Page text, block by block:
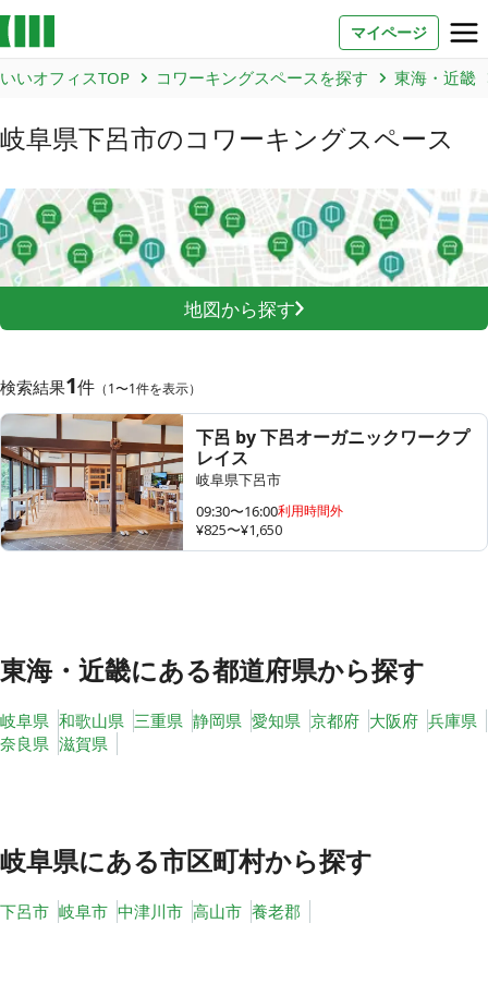
マイページ
よくあるご質問
法人での利用
いいオフィス（コワーキングスペース）
いい会議室（会議室専用スペース）
FCオーナー募集
コワーキング運営DXシステム
E Solution
いいオフィスTOP コワーキングスペースを探す 東海・近畿
岐阜県下呂市のコワーキングスペース
地図から探す
検索結果1件 （1〜1件を表示）
下呂 by 下呂オーガニックワークプ
レイス
岐阜県下呂市
09:30〜16:00利用時間外
¥825〜¥1,650
東海・近畿にある都道府県から探す
岐阜県 和歌山県 三重県 静岡県 愛知県 京都府 大阪府 兵庫県
奈良県 滋賀県
岐阜県にある市区町村から探す
下呂市 岐阜市 中津川市 高山市 養老郡